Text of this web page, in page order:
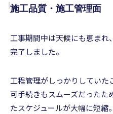
施工品質・施工管理面
工事期間中は天候にも恵ま
完了しました。
工程管理がしっかりしてい
可手続きもスムーズだったた
たスケジュールが大幅に短縮。